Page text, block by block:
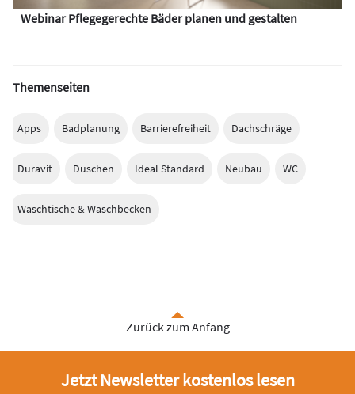
Webinar Pflegegerechte Bäder planen und gestalten
Themenseiten
Apps Badplanung Barrierefreiheit Dachschräge
Duravit Duschen Ideal Standard Neubau WC
Waschtische & Waschbecken
Zurück zum Anfang
Jetzt Newsletter kostenlos lesen